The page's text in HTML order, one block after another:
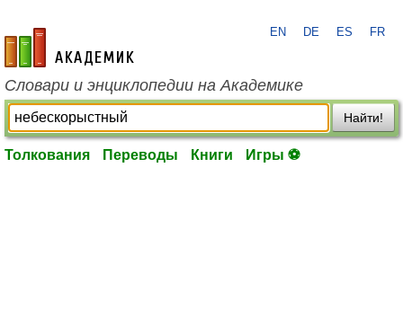
academic.ru
EN DE ES FR
Словари и энциклопедии на Академике
Найти!
Толкования Переводы Книги Игры ⚽